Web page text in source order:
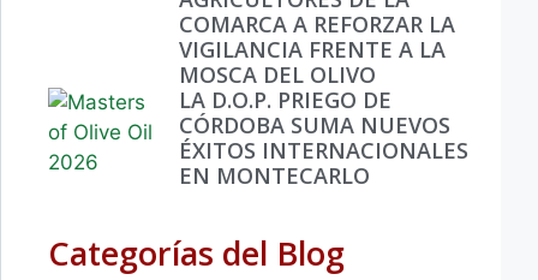
COMARCA A REFORZAR LA
VIGILANCIA FRENTE A LA
MOSCA DEL OLIVO
LA D.O.P. PRIEGO DE
CÓRDOBA SUMA NUEVOS
ÉXITOS INTERNACIONALES
EN MONTECARLO
Categorías del Blog